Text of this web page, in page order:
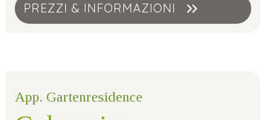
PREZZI & INFORMAZIONI
App. Gartenresidence